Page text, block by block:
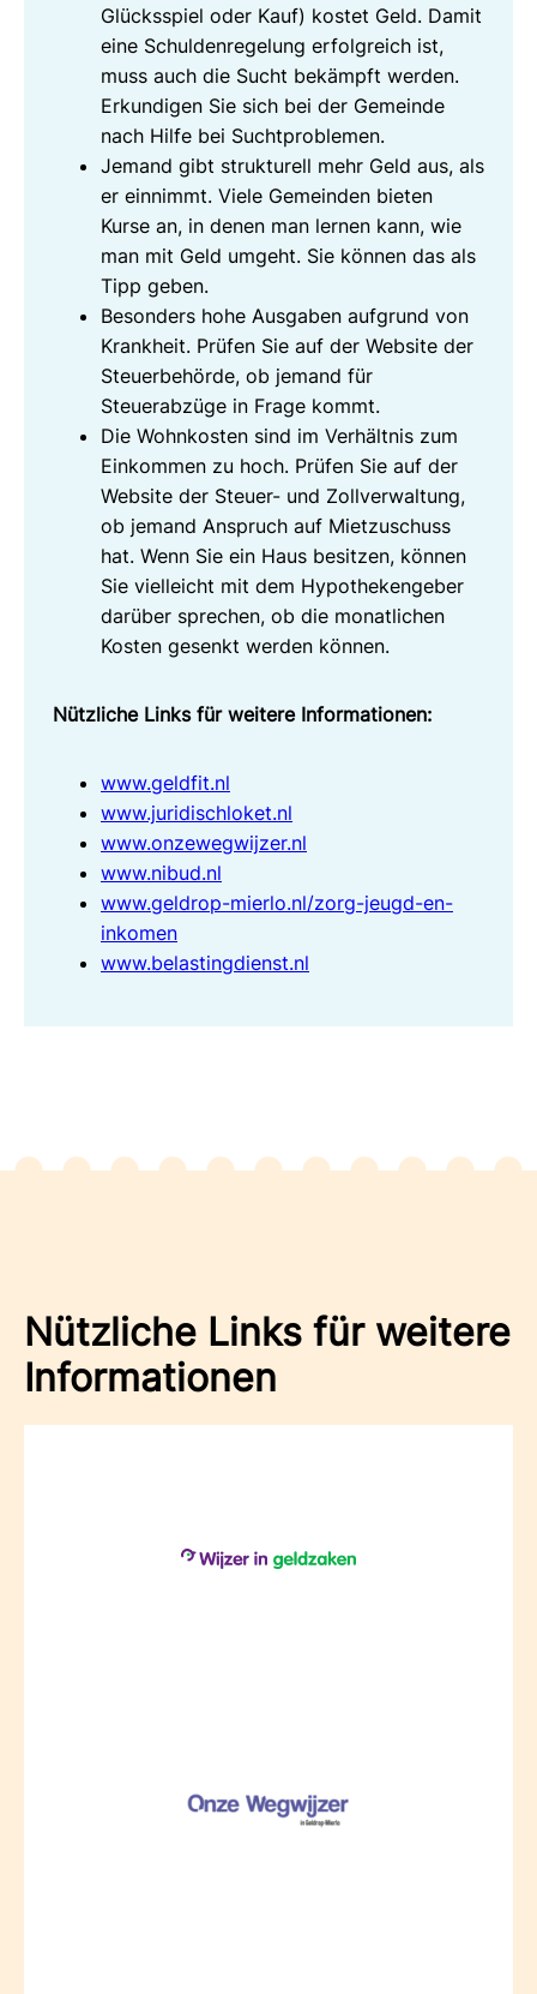
Glücksspiel oder Kauf) kostet Geld. Damit
eine Schuldenregelung erfolgreich ist,
muss auch die Sucht bekämpft werden.
Erkundigen Sie sich bei der Gemeinde
nach Hilfe bei Suchtproblemen.
Jemand gibt strukturell mehr Geld aus, als
er einnimmt. Viele Gemeinden bieten
Kurse an, in denen man lernen kann, wie
man mit Geld umgeht. Sie können das als
Tipp geben.
Besonders hohe Ausgaben aufgrund von
Krankheit. Prüfen Sie auf der Website der
Steuerbehörde, ob jemand für
Steuerabzüge in Frage kommt.
Die Wohnkosten sind im Verhältnis zum
Einkommen zu hoch. Prüfen Sie auf der
Website der Steuer- und Zollverwaltung,
ob jemand Anspruch auf Mietzuschuss
hat. Wenn Sie ein Haus besitzen, können
Sie vielleicht mit dem Hypothekengeber
darüber sprechen, ob die monatlichen
Kosten gesenkt werden können.
Nützliche Links für weitere Informationen:
www.geldfit.nl
www.juridischloket.nl
www.onzewegwijzer.nl
www.nibud.nl
www.geldrop-mierlo.nl/zorg-jeugd-en-
inkomen
www.belastingdienst.nl
Nützliche Links für weitere
Informationen